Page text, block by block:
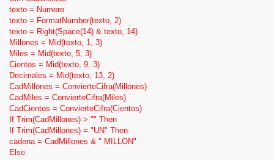
texto = Numero
texto = FormatNumber(texto, 2)
texto = Right(Space(14) & texto, 14)
Millones = Mid(texto, 1, 3)
Miles = Mid(texto, 5, 3)
Cientos = Mid(texto, 9, 3)
Decimales = Mid(texto, 13, 2)
CadMillones = ConvierteCifra(Millones)
CadMiles = ConvierteCifra(Miles)
CadCientos = ConvierteCifra(Cientos)
If Trim(CadMillones) > "" Then
If Trim(CadMillones) = "UN" Then
cadena = CadMillones & " MILLON"
Else
esta instrucciónWhere campo_de_la_tabla = ComboBox_o_TextBox.
MANEJO DE COLORES Y CONDICIONES EN MS ACCESS DESDE
VISUAL BASIC
En este tema veremos como podemos aplicar colores tanto de texto como
de fondo a un control de un formulario dependiendo de una condición.
Primero daremos una pequeña explicación del codigo de colores que
podemos utilizar en access.